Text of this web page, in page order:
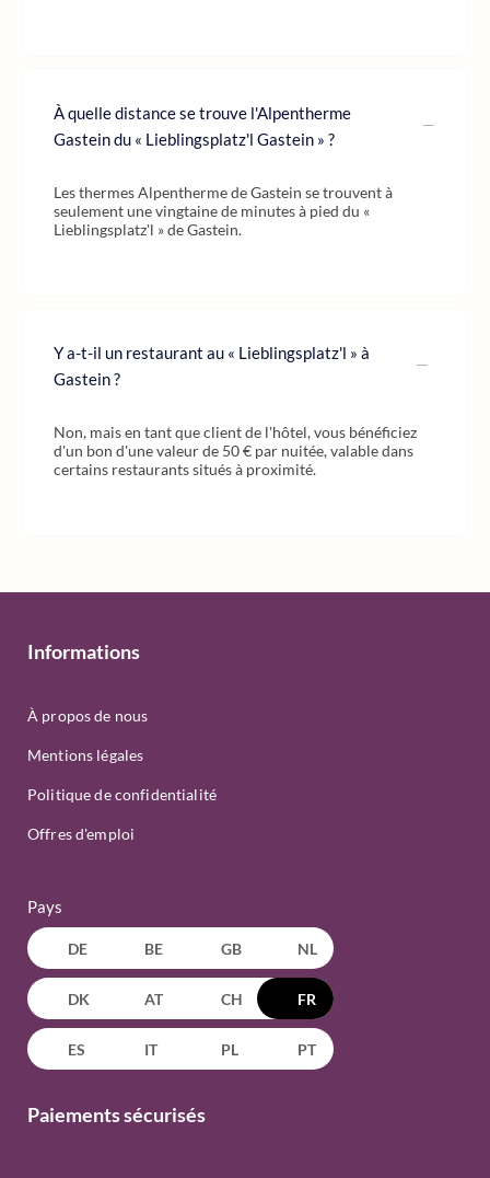
À quelle distance se trouve l'Alpentherme
Gastein du « Lieblingsplatz'l Gastein » ?
Les thermes Alpentherme de Gastein se trouvent à
seulement une vingtaine de minutes à pied du «
Lieblingsplatz'l » de Gastein.
Y a-t-il un restaurant au « Lieblingsplatz'l » à
Gastein ?
Non, mais en tant que client de l'hôtel, vous bénéficiez
d'un bon d'une valeur de 50 € par nuitée, valable dans
certains restaurants situés à proximité.
Informations
À propos de nous
Mentions légales
Politique de confidentialité
Offres d'emploi
Pays
DE BE GB NL
DK AT CH FR
ES IT PL PT
Paiements sécurisés